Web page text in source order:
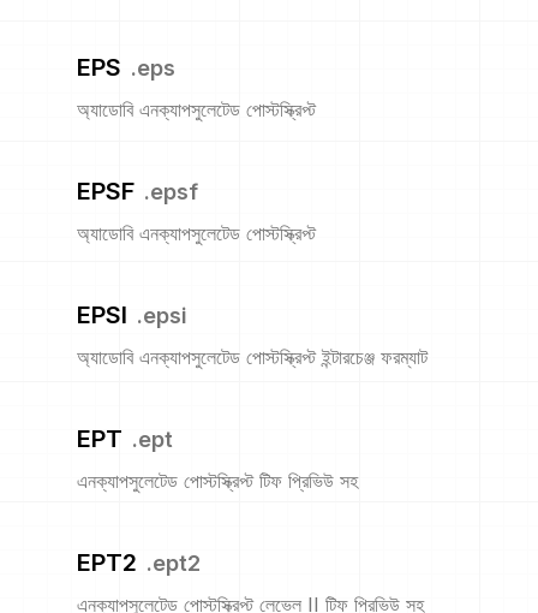
EPS .eps
অ্যাডোবি এনক্যাপসুলেটেড পোস্টস্ক্রিপ্ট
EPSF .epsf
অ্যাডোবি এনক্যাপসুলেটেড পোস্টস্ক্রিপ্ট
EPSI .epsi
অ্যাডোবি এনক্যাপসুলেটেড পোস্টস্ক্রিপ্ট ইন্টারচেঞ্জ ফরম্যাট
EPT .ept
এনক্যাপসুলেটেড পোস্টস্ক্রিপ্ট টিফ প্রিভিউ সহ
EPT2 .ept2
এনক্যাপসুলেটেড পোস্টস্ক্রিপ্ট লেভেল II টিফ প্রিভিউ সহ